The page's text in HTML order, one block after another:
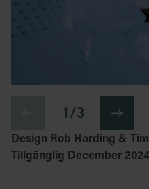
Design Rob Harding &
Tillgänglig December
1 / 3